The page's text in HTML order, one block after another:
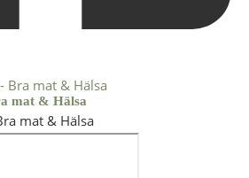
mat & Hälsa
mat & Hälsa